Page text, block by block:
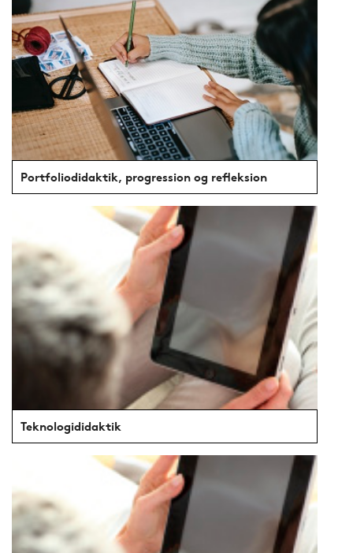
Portfoliodidaktik, progression og refleksion
Teknologididaktik